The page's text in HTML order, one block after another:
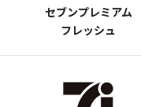
セブンプレミアム
フレッシュ